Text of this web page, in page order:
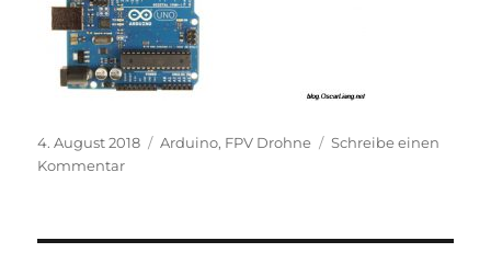
Veröffentlicht
am
4. August 2018 Kategorien
Arduino, FPV Drohne
Schreibe einen
Kommentarzu